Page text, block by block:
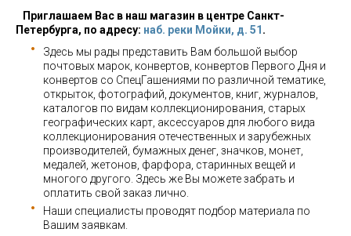
Приглашаем Вас в наш магазин в центре Санкт-
Петербурга, по адресу: наб. реки Мойки, д. 51 .
Здесь мы рады представить Вам большой выбор
почтовых марок, конвертов, конвертов Первого Дня и
конвертов со СпецГашениями по различной тематике,
открыток, фотографий, документов, книг, журналов,
каталогов по видам коллекционирования, старых
географических карт, аксессуаров для любого вида
коллекционирования отечественных и зарубежных
производителей, бумажных денег, значков, монет,
медалей, жетонов, фарфора, старинных вещей и
многого другого. Здесь же Вы можете забрать и
оплатить свой заказ лично.
Наши специалисты проводят подбор материала по
Вашим заявкам.